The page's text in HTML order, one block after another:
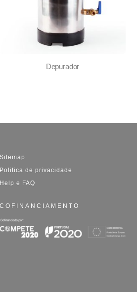
Depurador
Sitemap
Politica de privacidade
Help e FAQ
COFINANCIAMENTO